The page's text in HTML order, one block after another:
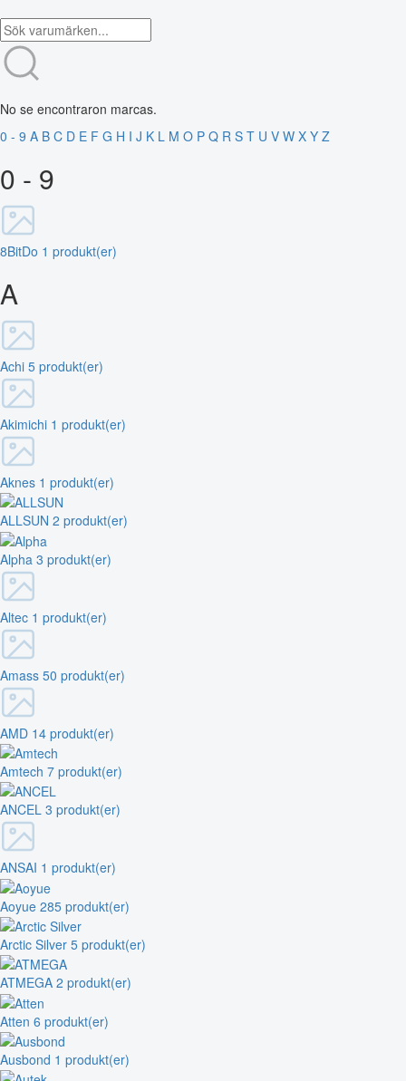
No se encontraron marcas.
0 - 9 A B C D E F G H I J K L M O P Q R S T U V W X Y Z
0 - 9
8BitDo 1 produkt(er)
A
Achi 5 produkt(er)
Akimichi 1 produkt(er)
Aknes 1 produkt(er)
ALLSUN 2 produkt(er)
Alpha 3 produkt(er)
Altec 1 produkt(er)
Amass 50 produkt(er)
AMD 14 produkt(er)
Amtech 7 produkt(er)
ANCEL 3 produkt(er)
ANSAI 1 produkt(er)
Aoyue 285 produkt(er)
Arctic Silver 5 produkt(er)
ATMEGA 2 produkt(er)
Atten 6 produkt(er)
Ausbond 1 produkt(er)